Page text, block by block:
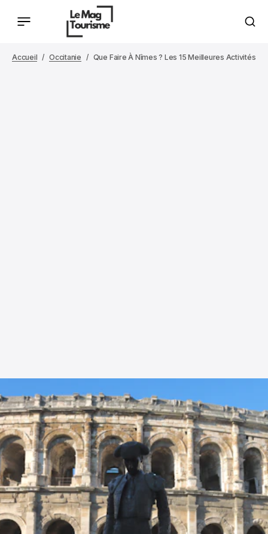
Accueil Occitanie Que Faire À Nîmes ? Les 15 Meilleures Activités